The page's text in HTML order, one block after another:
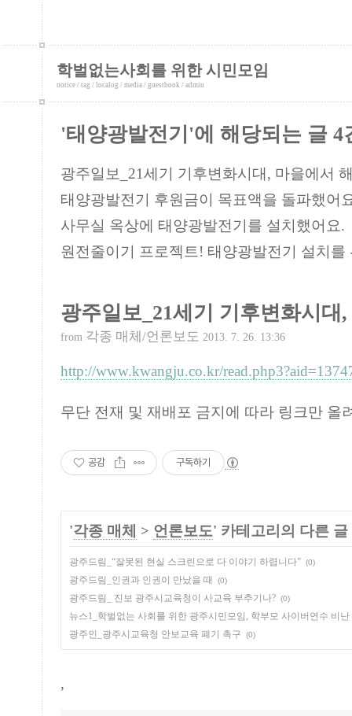
학벌없는사회를 위한 시민모임
notice / tag / localog / media / guestbook / admin
'태양광발전기'에 해당되는 글 4
광주일보_21세기 기후변화시대, 마을에서
태양광발전기 후원금이 목표액을 돌파했어
사무실 옥상에 태양광발전기를 설치했어요.
원전줄이기 프로젝트! 태양광발전기 설치를
광주일보_21세기 기후변화시대
from 각종 매체/언론보도 2013. 7. 26. 13:36
http://www.kwangju.co.kr/
무단 전재 및 재배포 금지에 따라 링크만 올
공감 구독하기
'각종 매체 > 언론보도' 카테고리의 다른 글
광주드림_“잘못된 현실 스크린으로 다 이야기 하렵니다” (0)
광주드림_인권과 인권이 만났을 때 (0)
광주드림_ 진보 광주시교육청이 사교육 부추기나? (0)
뉴스1_학벌없는 사회를 위한 광주시민모임, 학부모 사이버연수 비난
광주인_광주시교육청 안보교육 폐기 촉구
(0)
,